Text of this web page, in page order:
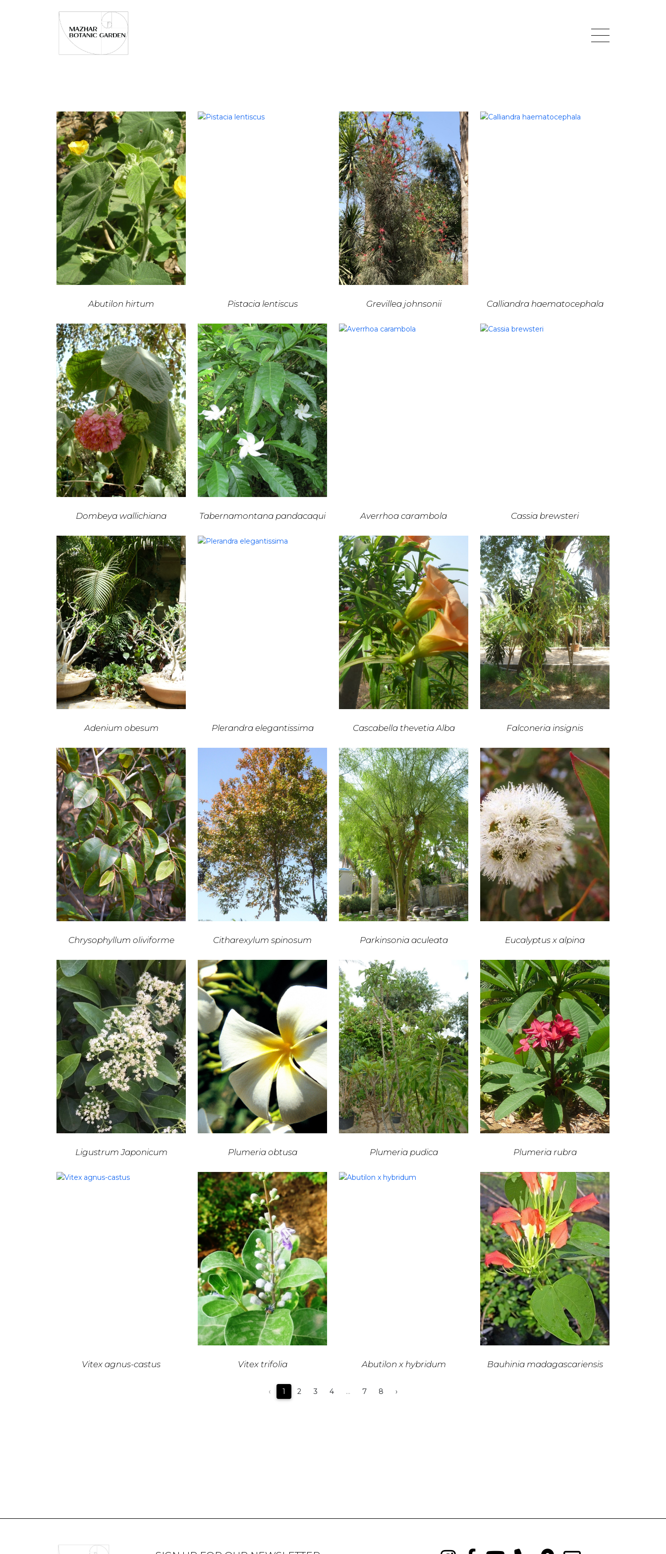
Abutilon hirtum Pistacia lentiscus Grevillea johnsonii Calliandra haematocephala
Dombeya wallichiana Tabernamontana pandacaqui Averrhoa carambola Cassia brewsteri
Adenium obesum Plerandra elegantissima Cascabella thevetia Alba Falconeria insignis
Chrysophyllum oliviforme Citharexylum spinosum Parkinsonia aculeata Eucalyptus x alpina
Ligustrum Japonicum Plumeria obtusa Plumeria pudica Plumeria rubra
Vitex agnus-castus Vitex trifolia Abutilon x hybridum Bauhinia madagascariensis
‹ 1 2 3 4 ... 7 8 ›